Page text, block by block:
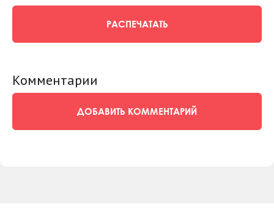
РАСПЕЧАТАТЬ
Комментарии
ДОБАВИТЬ КОММЕНТАРИЙ